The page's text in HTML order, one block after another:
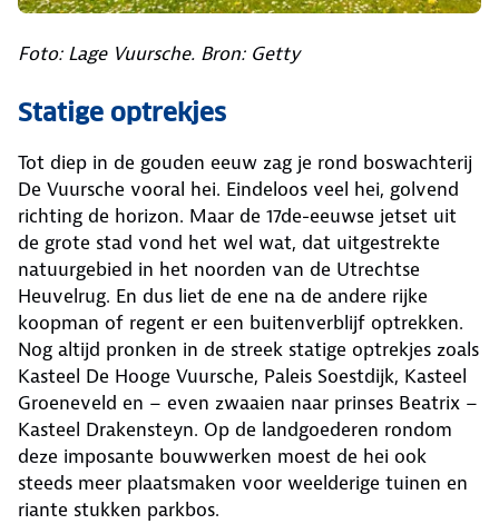
Foto: Lage Vuursche. Bron: Getty
Statige optrekjes
Tot diep in de gouden eeuw zag je rond boswachterij
De Vuursche vooral hei. Eindeloos veel hei, golvend
richting de horizon. Maar de 17de-eeuwse jetset uit
de grote stad vond het wel wat, dat uitgestrekte
natuurgebied in het noorden van de Utrechtse
Heuvelrug. En dus liet de ene na de andere rijke
koopman of regent er een buitenverblijf optrekken.
Nog altijd pronken in de streek statige optrekjes zoals
Kasteel De Hooge Vuursche, Paleis Soestdijk, Kasteel
Groeneveld en – even zwaaien naar prinses Beatrix –
Kasteel Drakensteyn. Op de landgoederen rondom
deze imposante bouwwerken moest de hei ook
steeds meer plaatsmaken voor weelderige tuinen en
riante stukken parkbos.